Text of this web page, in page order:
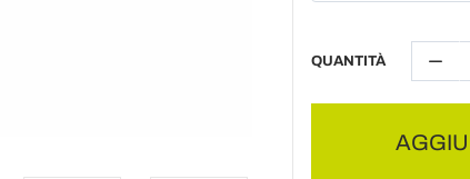
QUANTITÀ